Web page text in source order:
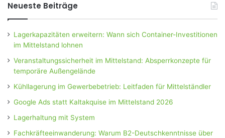
Neueste Beiträge
Lagerkapazitäten erweitern: Wann sich Container-Investitionen
im Mittelstand lohnen
Veranstaltungssicherheit im Mittelstand: Absperrkonzepte für
temporäre Außengelände
Kühllagerung im Gewerbebetrieb: Leitfaden für Mittelständler
Google Ads statt Kaltakquise im Mittelstand 2026
Lagerhaltung mit System
Fachkräfteeinwanderung: Warum B2-Deutschkenntnisse über